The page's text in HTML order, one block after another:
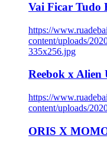
Vai Ficar Tudo
https://
content/uploads/
335x256.jpg
Reebok x Alien
https://
content/uploads/
ORIS X